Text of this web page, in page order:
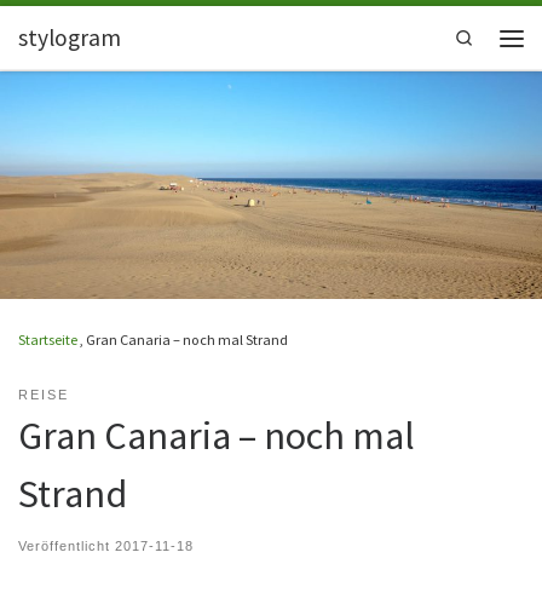
Zum Inhalt springen
stylogram
Search
Startseite, Gran Canaria – noch mal Strand
REISE
Gran Canaria – noch mal
Strand
Veröffentlicht 2017-11-18